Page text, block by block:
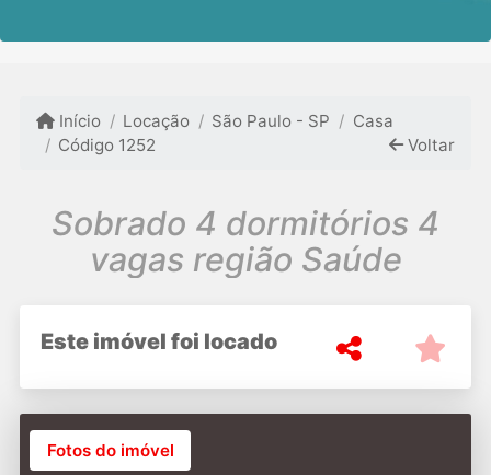
Início Locação São Paulo - SP
Casa
Código 1252
Voltar
Sobrado 4 dormitórios 4
vagas região Saúde
Este imóvel foi locado
Fotos do imóvel